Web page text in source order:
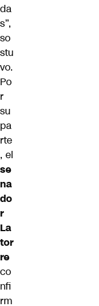
da
s”,
so
stu
vo.
Po
r
su
pa
rte
, el
se
na
do
r
La
tor
re
co
nfi
rm